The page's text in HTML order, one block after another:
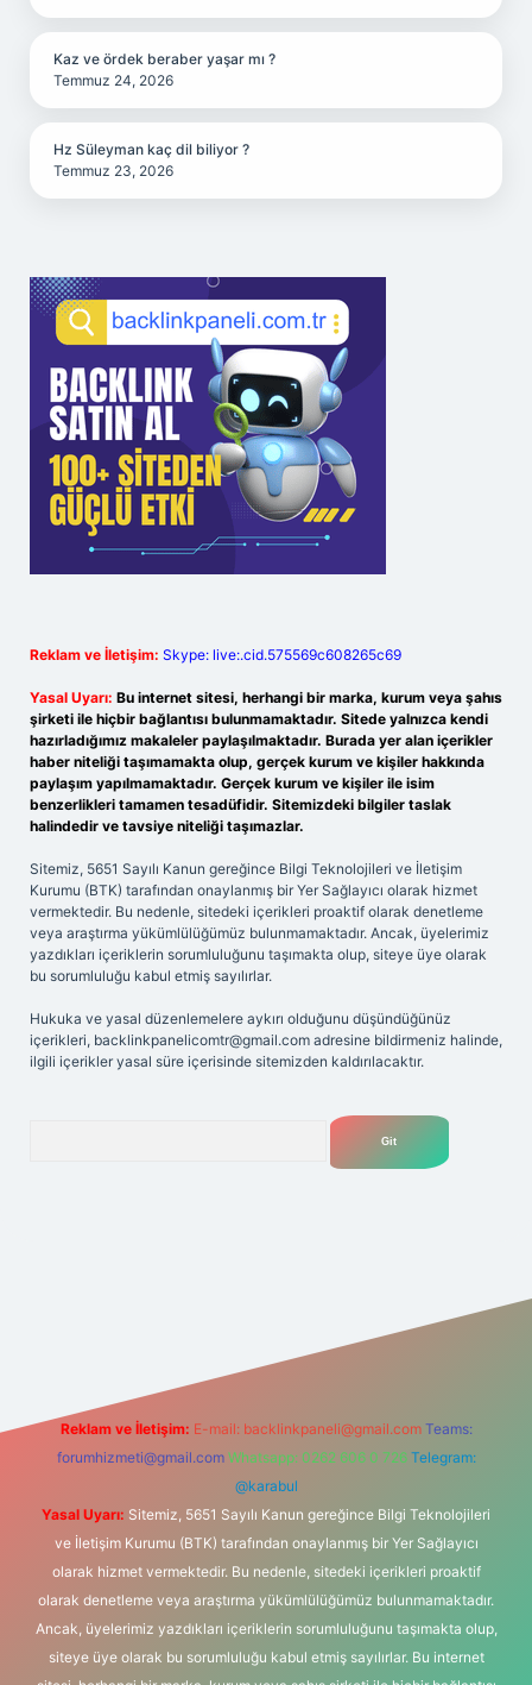
Kaz ve ördek beraber yaşar mı ?
Temmuz 24, 2026
Hz Süleyman kaç dil biliyor ?
Temmuz 23, 2026
Reklam ve İletişim: Skype: live:.cid.575569c608265c69
Yasal Uyarı: Bu internet sitesi, herhangi bir marka, kurum veya şahıs
şirketi ile hiçbir bağlantısı bulunmamaktadır. Sitede yalnızca kendi
hazırladığımız makaleler paylaşılmaktadır. Burada yer alan içerikler
haber niteliği taşımamakta olup, gerçek kurum ve kişiler hakkında
paylaşım yapılmamaktadır. Gerçek kurum ve kişiler ile isim
benzerlikleri tamamen tesadüfidir. Sitemizdeki bilgiler taslak
halindedir ve tavsiye niteliği taşımazlar.
Sitemiz, 5651 Sayılı Kanun gereğince Bilgi Teknolojileri ve İletişim
Kurumu (BTK) tarafından onaylanmış bir Yer Sağlayıcı olarak hizmet
vermektedir. Bu nedenle, sitedeki içerikleri proaktif olarak denetleme
veya araştırma yükümlülüğümüz bulunmamaktadır. Ancak, üyelerimiz
yazdıkları içeriklerin sorumluluğunu taşımakta olup, siteye üye olarak
bu sorumluluğu kabul etmiş sayılırlar.
Hukuka ve yasal düzenlemelere aykırı olduğunu düşündüğünüz
içerikleri, backlinkpanelicomtr@gmail.com adresine bildirmeniz halinde,
ilgili içerikler yasal süre içerisinde sitemizden kaldırılacaktır.
Reklam ve İletişim: E-mail: backlinkpaneli@gmail.com Teams:
forumhizmeti@gmail.com Whatsapp: 0262 606 0 726 Telegram:
@karabul
Yasal Uyarı: Sitemiz, 5651 Sayılı Kanun gereğince Bilgi Teknolojileri
ve İletişim Kurumu (BTK) tarafından onaylanmış bir Yer Sağlayıcı
olarak hizmet vermektedir. Bu nedenle, sitedeki içerikleri proaktif
olarak denetleme veya araştırma yükümlülüğümüz bulunmamaktadır.
Ancak, üyelerimiz yazdıkları içeriklerin sorumluluğunu taşımakta olup,
siteye üye olarak bu sorumluluğu kabul etmiş sayılırlar. Bu internet